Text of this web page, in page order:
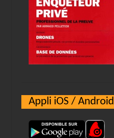
Appli iOS / Android